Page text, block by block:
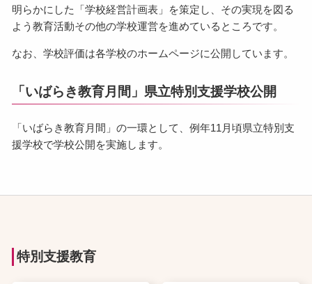
明らかにした「学校経営計画表」を策定し、その実現を図る
よう教育活動その他の学校運営を進めているところです。
なお、学校評価は各学校のホームページに公開しています。
「いばらき教育月間」県立特別支援学校公開
「いばらき教育月間」の一環として、例年11月頃県立特別支
援学校で学校公開を実施します。
特別支援教育